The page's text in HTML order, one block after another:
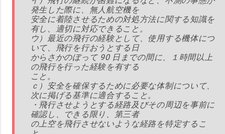
発生した際に、無人航空機を
安全に着陸させるための対処方法に関する知識を
有し、適切に対応できること。
ウ）最近の飛行の経験として、使用する機体につ
いて、飛行を行おうとする日
からさかのぼって 90 日までの間に、１時間以上
の飛行を行った経験を有する
こと。
ｃ）安全を確保するために必要な体制について、
次に掲げる基準に適合すること。
・飛行させようとする経路及びその周辺を事前に
確認し、できる限り、第三者
の上空を飛行させないような経路を特定するこ